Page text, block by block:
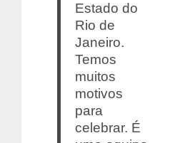
Estado do
Rio de
Janeiro.
Temos
muitos
motivos
para
celebrar. É